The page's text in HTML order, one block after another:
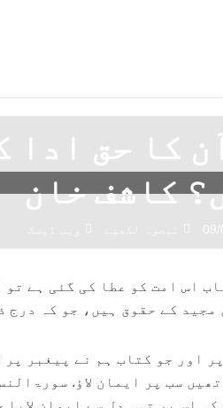
کا حق ادا
کاشف خان
اس امت کو عطا کی گئی ہے تو
مجید کے حقوق ہیں، جو کہ درج
پر اور جو کتاب ہم نے پیغبر
اس پر تہہ دل سے ایمان لایا